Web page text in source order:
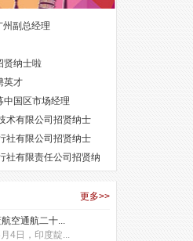
州副总经理
贤纳士啦
英才
中国区市场经理
术有限公司招贤纳士
社有限公司招贤纳士
社有限责任公司招贤纳
更多>>
空通航二十...
4日，印度靛...